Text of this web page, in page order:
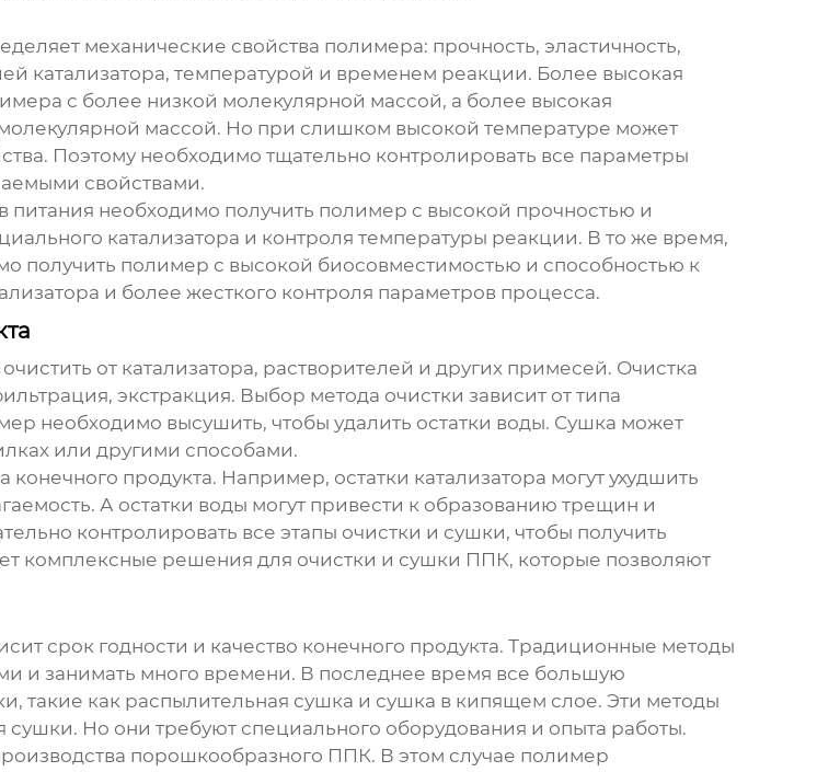
механические свойства полимера: прочность, эластичность,
катализатора, температурой и временем реакции. Более высокая
с более низкой молекулярной массой, а более высокая
массой. Но при слишком высокой температуре может
Поэтому необходимо тщательно контролировать все параметры
свойствами.
необходимо получить полимер с высокой прочностью и
катализатора и контроля температуры реакции. В то же время,
получить полимер с высокой биосовместимостью и способностью к
и более жесткого контроля параметров процесса.
от катализатора, растворителей и других примесей. Очистка
экстракция. Выбор метода очистки зависит от типа
необходимо высушить, чтобы удалить остатки воды. Сушка может
или другими способами.
продукта. Например, остатки катализатора могут ухудшить
А остатки воды могут привести к образованию трещин и
контролировать все этапы очистки и сушки, чтобы получить
комплексные решения для очистки и сушки ППК, которые позволяют
срок годности и качество конечного продукта. Традиционные методы
и занимать много времени. В последнее время все большую
такие как распылительная сушка и сушка в кипящем слое. Эти методы
Но они требуют специального оборудования и опыта работы.
порошкообразного ППК. В этом случае полимер